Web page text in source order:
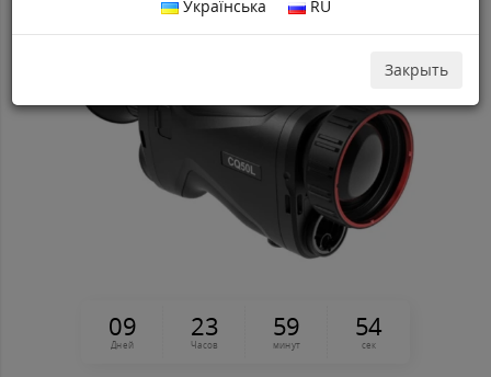
Українська
RU
Закрыть
09
Дней
23
Часов
59
минут
54
сек